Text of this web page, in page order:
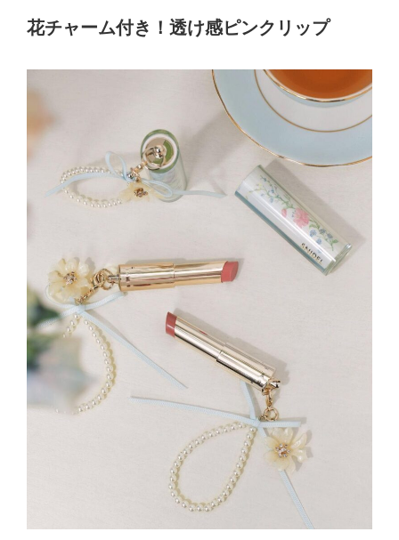
花チャーム付き！透け感ピンクリップ